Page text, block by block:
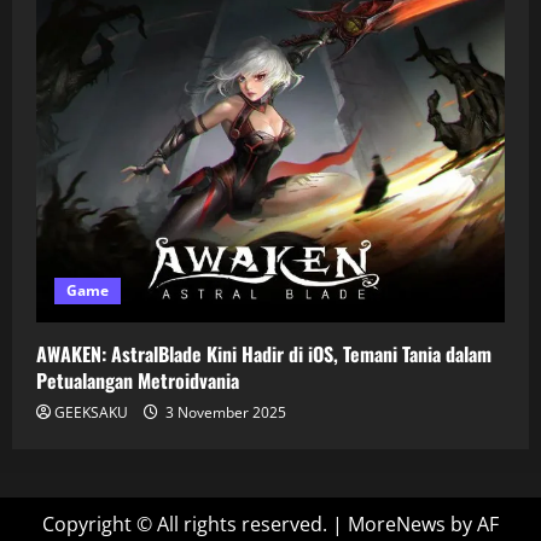
Game
AWAKEN: AstralBlade Kini Hadir di iOS, Temani Tania dalam
Petualangan Metroidvania
GEEKSAKU 3 November 2025
Copyright © All rights reserved. | MoreNews by AF